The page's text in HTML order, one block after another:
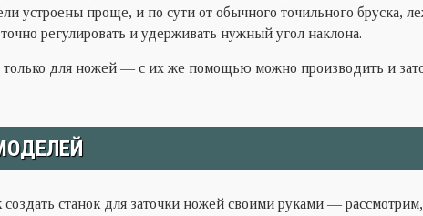
устроены проще, и по сути от обычного точильного бруска,
регулировать и удерживать нужный угол наклона.
для ножей — с их же помощью можно производить и
создатьстанок для заточки ножей своими руками —